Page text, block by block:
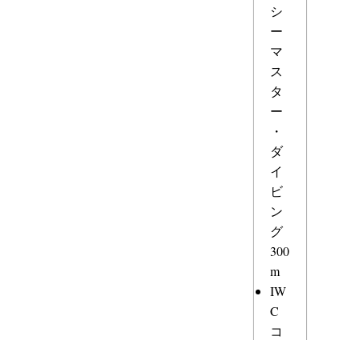
シ
ー
マ
ス
タ
ー
・
ダ
イ
ビ
ン
グ
300
m
IW
C
コ